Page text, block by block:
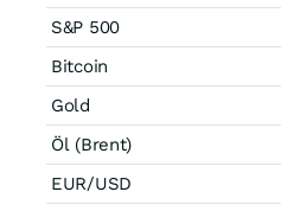
S&P 500
Bitcoin
Gold
Öl (Brent)
EUR/USD